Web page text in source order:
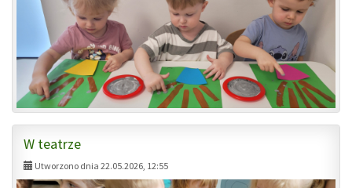
W teatrze
Utworzono dnia 22.05.2026, 12:55